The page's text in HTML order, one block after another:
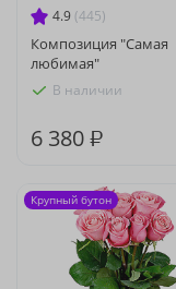
4.9 (445)
Композиция "Самая
любимая"
В наличии
6 380 ₽
Крупный бутон